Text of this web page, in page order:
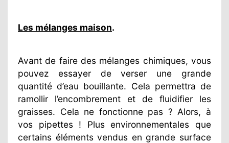
Les mélanges maison.
Avant de faire des mélanges chimiques, vous
pouvez essayer de verser une grande
quantité d’eau bouillante. Cela permettra de
ramollir l’encombrement et de fluidifier les
graisses. Cela ne fonctionne pas ? Alors, à
vos pipettes ! Plus environnementales que
certains éléments vendus en grande surface